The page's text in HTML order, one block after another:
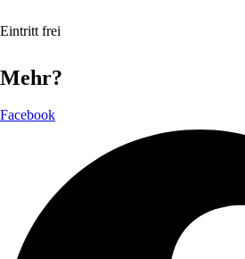
Eintritt frei
Mehr?
Facebook